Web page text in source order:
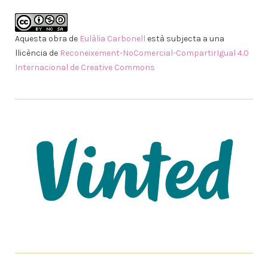
Aquesta obra de Eulàlia Carbonell està subjecta a una
llicència de Reconeixement-NoComercial-CompartirIgual 4.0
Internacional de Creative Commons